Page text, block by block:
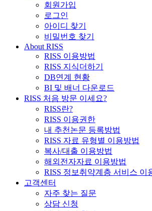
회원가입
로그인
아이디 찾기
비밀번호 찾기
About RISS
RISS 이용방법
RISS 지식더하기
DB연계 현황
BI 및 배너 다운로드
RISS 처음 방문 이세요?
RISS란?
RISS 이용권한
내 추천논문 등록방법
RISS 자료 유형별 이용방법
복사/대출 이용방법
해외전자자료 이용방법
RISS 정보취약계층 서비스 이
고객센터
자주 찾는 질문
상담 신청